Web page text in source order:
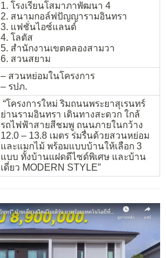
1. โรงเรียนโสมาภาพัฒนา 4
2. สนามกอล์ฟปัญญารามอินทรา
3. แฟชั่นไอซ์แลนด์
4. โลตัส
5. สำนักงานเขตคลองสามวา
6. สวนสยาม
– สวนหย่อมในโครงการ
– รปภ.
“โครงการใหม่ ริมถนนพระยาสุเรนทร์
ย่านรามอินทรา เดินทางสะดวก ใกล้
รถไฟฟ้าสายสีชมพู ถนนภายในกว้าง
12.0 – 13.8 เมตร ร่มรื่นด้วยสวนหย่อม
และแมกไม้ พร้อมแบบบ้านให้เลือก 3
แบบ ทั้งบ้านแฝดดีไซด์พิเศษ และบ้าน
เดี่ยว MODERN STYLE”